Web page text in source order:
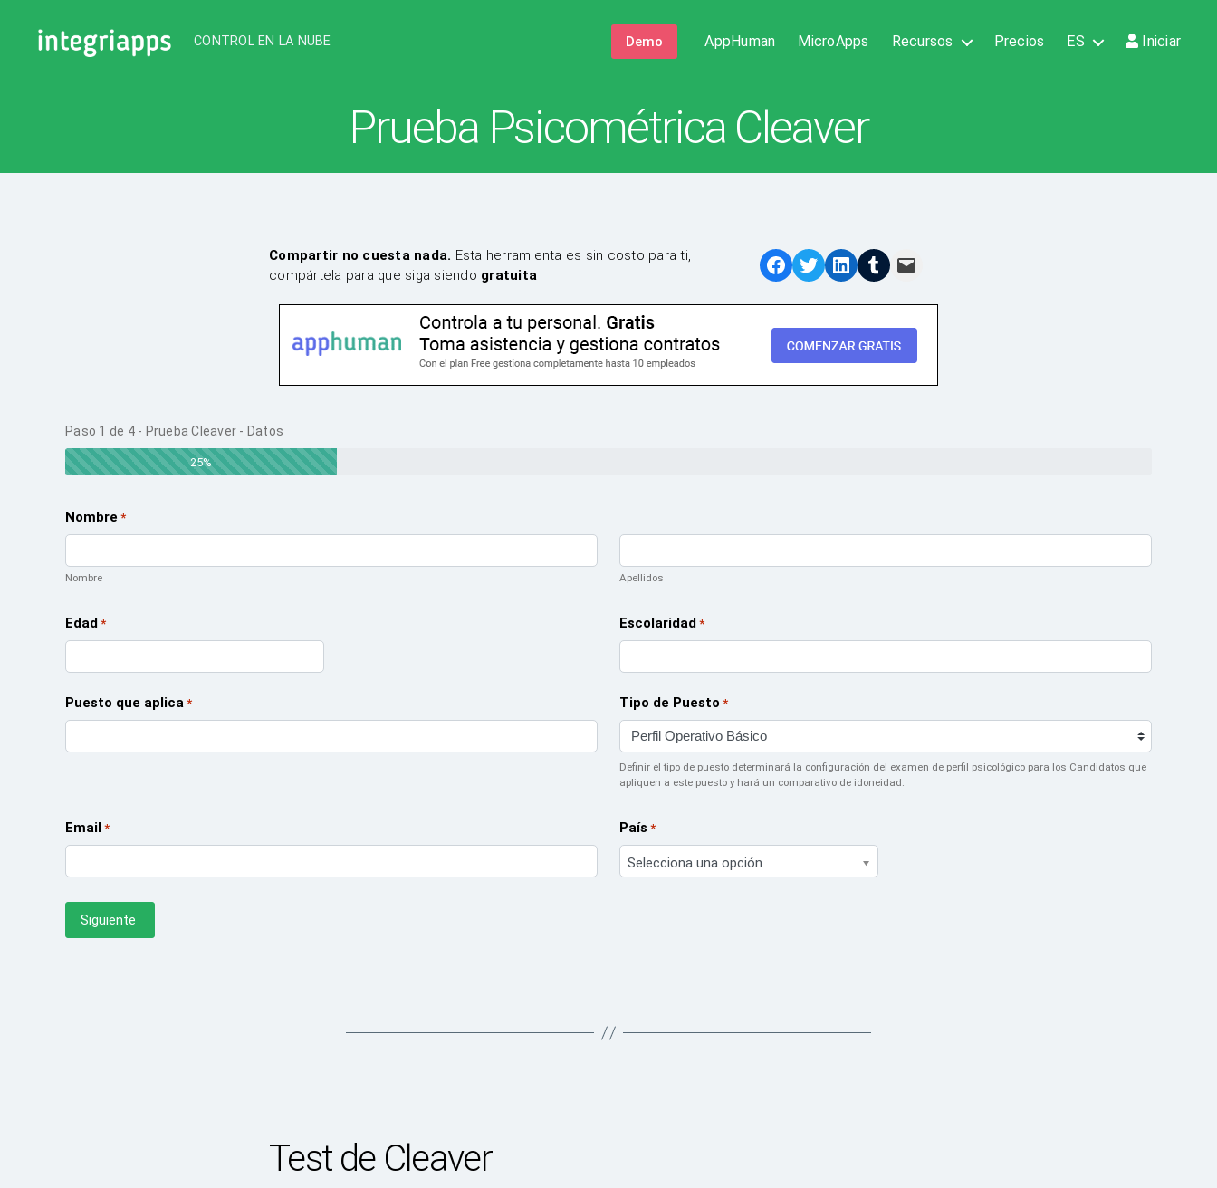
CONTROL EN LA NUBE Demo AppHuman MicroApps Recursos Precios ES Iniciar
Prueba Psicométrica Cleaver
Compartir no cuesta nada. Esta herramienta es sin costo para ti,
compártela para que siga siendo gratuita
Paso 1 de 4- Prueba Cleaver - Datos
25%
Nombre *
Nombre Apellidos
Edad * Escolaridad *
Puesto que aplica * Tipo de Puesto *
Definir el tipo de puesto determinará la configuración del examen de perfil psicológico para los Candidatos que
apliquen a este puesto y hará un comparativo de idoneidad.
Email * País *
Selecciona una opción
Test de Cleaver